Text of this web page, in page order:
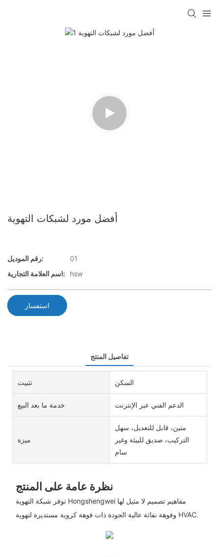
أفضل مورد لشبكات التهوية
رقم الموديل:
01
اسم العلامة التجارية:
hsw
استفسار
تفاصيل المنتج
تثبيت السكن
خدمة ما بعد البيع الدعم الفني عبر الإنترنت
ميزة
متين، قابل للتعديل، سهل
التركيب، صديق للبيئة وغير
سام
نظرة عامة على المنتج
توفر شبكة التهوية Hongshengwei مفاهيم تصميم لا مثيل لها
وفوهة نفاثة عالية الجودة ذات فوهة كروية مستديرة لتهوية HVAC.